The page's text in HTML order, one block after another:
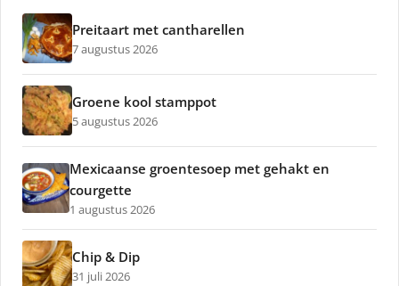
Preitaart met cantharellen
7 augustus 2026
Groene kool stamppot
5 augustus 2026
Mexicaanse groentesoep met gehakt en
courgette
1 augustus 2026
Chip & Dip
31 juli 2026